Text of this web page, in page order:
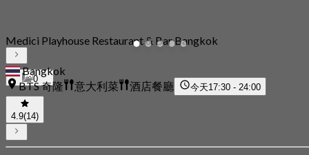
0
Medici Playhouse Restaurant & Bar Bangkok
Bangkok
BTS 奇隆
意大利菜 酒店餐廳 今天17:30 - 24:00
4.9(14)